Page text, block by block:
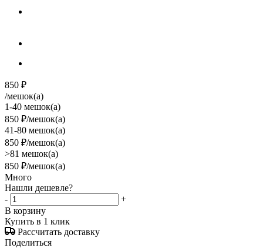
850 ₽
/мешок(а)
1-40 мешок(а)
850 ₽/мешок(а)
41-80 мешок(а)
850 ₽/мешок(а)
>81 мешок(а)
850 ₽/мешок(а)
Много
Нашли дешевле?
-
+
В корзину
Купить в 1 клик
Рассчитать доставку
Поделиться